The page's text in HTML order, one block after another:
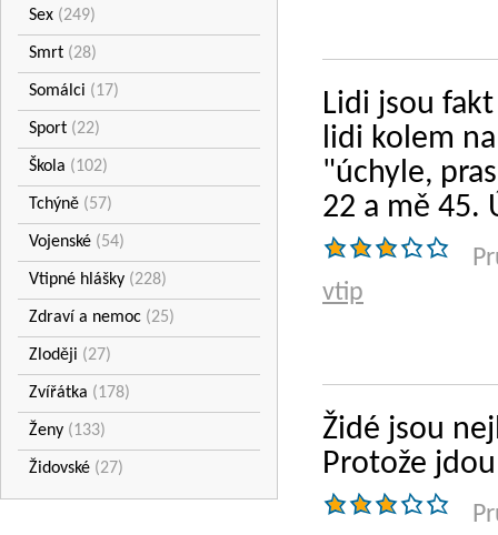
Sex (249)
Smrt (28)
Somálci (17)
Sport (22)
Škola (102)
Tchýně (57)
Vojenské (54)
Vtipné hlášky (228)
Zdraví a nemoc (25)
Zloději (27)
Zvířátka (178)
Ženy (133)
Židovské (27)
Lidi jsou
lidi kolem
"úchyle,
22 a mě 45.
vtip
Židé jsou
Protože